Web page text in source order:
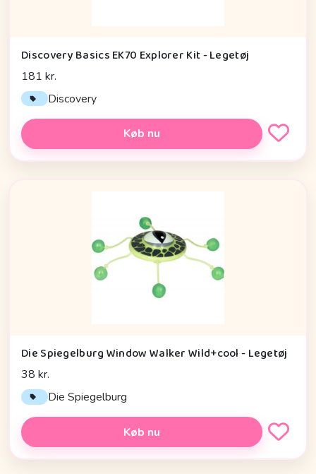
Discovery Basics EK70 Explorer Kit - Legetøj
181 kr.
Discovery
Køb nu
Die Spiegelburg Window Walker Wild+cool - Legetøj
38 kr.
Die Spiegelburg
Køb nu